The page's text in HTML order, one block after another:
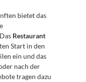
Restaurant
Start in den
tragen dazu